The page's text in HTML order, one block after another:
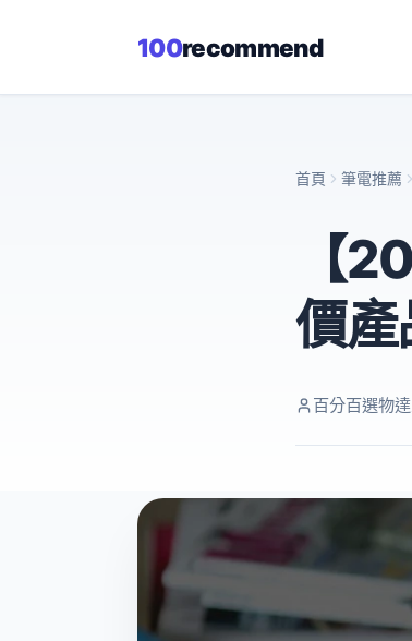
100recommend
首頁 筆電推薦
【
價產
百分百選物